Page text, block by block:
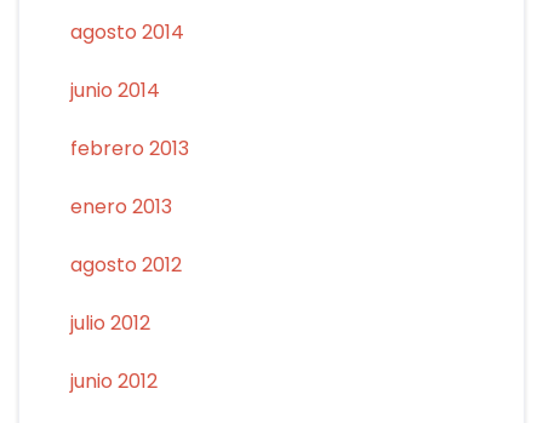
agosto 2014
junio 2014
febrero 2013
enero 2013
agosto 2012
julio 2012
junio 2012